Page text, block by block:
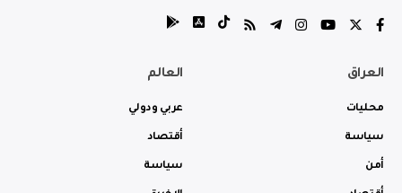
العراق
محليات
سياسة
أمن
العالم
عربي ودولي
أقتصاد
سياسة